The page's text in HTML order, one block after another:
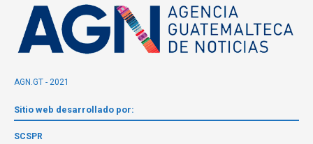
AGN.GT - 2021
Sitio web desarrollado por:
SCSPR